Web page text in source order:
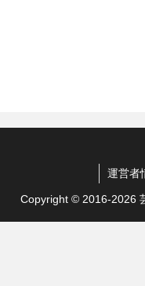
運営者
Copyright © 2016-2026